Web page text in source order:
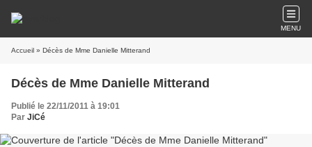
MENU
Accueil » Décès de Mme Danielle Mitterand
Décès de Mme Danielle Mitterand
Publié le 22/11/2011 à 19:01
Par JiCé